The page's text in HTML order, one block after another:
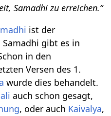
Samadhi zu erreichen.“
ist der
gibt es in
in den
Versen des 1.
wurde dies behandelt.
auch schon gesagt,
, oder auch Kaivalya,